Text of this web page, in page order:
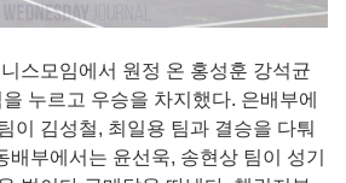
스모임에서 원정 온 홍성훈 강석균
누르고 우승을 차지했다. 은배부에
이 김성철, 최일용 팀과 결승을 다퉈
배부에서는 윤선욱, 송현상 팀이 성기